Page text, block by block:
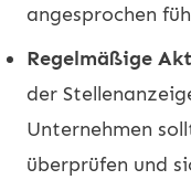
angesprochen
Regelmäßige
der
Unternehmen
überprüfen und